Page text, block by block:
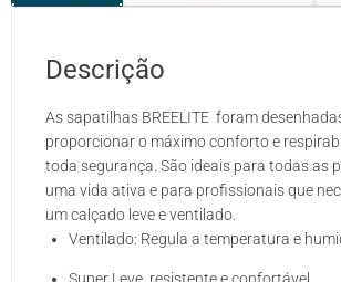
Descrição
As sapatilhas BREELITE foram
proporcionar o máximo conforto e
toda segurança. São ideais para todas as
uma vida ativa e para profissionais que
um calçado leve e ventilado.
Ventilado: Regula a temperatura e